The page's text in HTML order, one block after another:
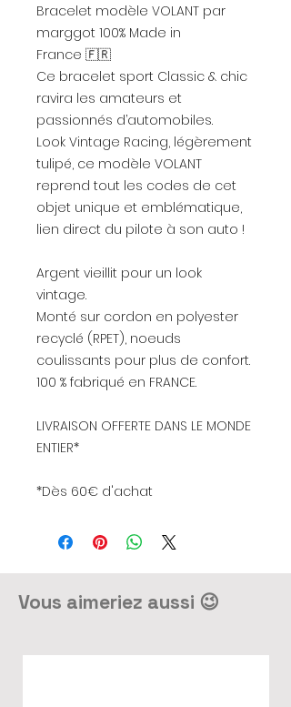
Bracelet modèle VOLANT par
marggot 100% Made in
France 🇫🇷
Ce bracelet sport Classic & chic
ravira les amateurs et
passionnés d’automobiles.
Look Vintage Racing, légèrement
tulipé, ce modèle VOLANT
reprend tout les codes de cet
objet unique et emblématique,
lien direct du pilote à son auto !
Argent vieillit pour un look
vintage.
Monté sur cordon en polyester
recyclé (RPET), noeuds
coulissants pour plus de confort.
100 % fabriqué en FRANCE.
LIVRAISON OFFERTE DANS LE MONDE
ENTIER*
*Dès 60€ d'achat
Vous aimeriez aussi 😉